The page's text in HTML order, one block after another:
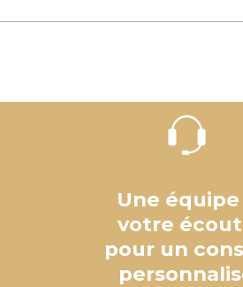
Une équipe
votre
pour un